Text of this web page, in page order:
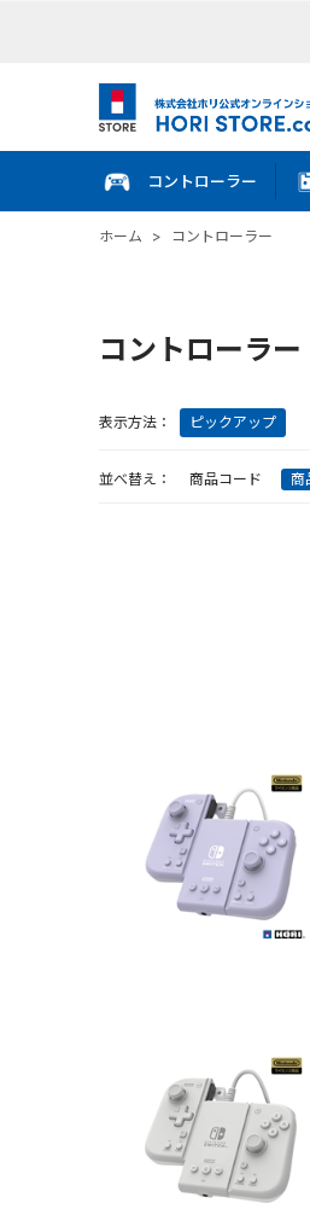
コントローラー
ホーム > コントローラー
コントローラー
表示方法： ピックアップ
並べ替え： 商品コード 商